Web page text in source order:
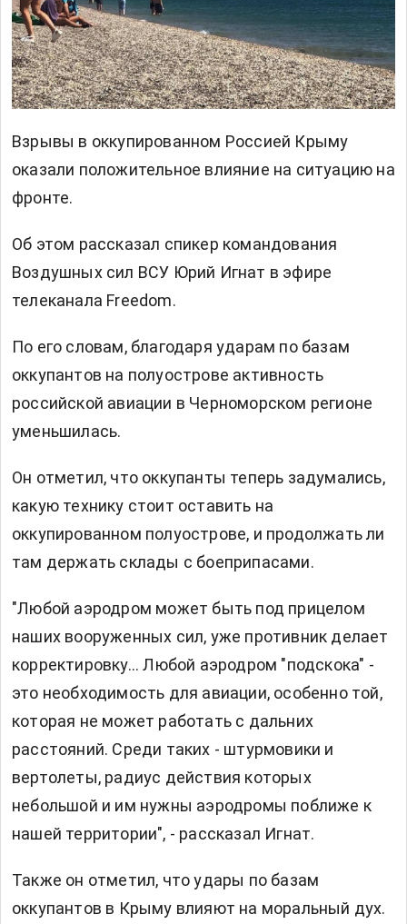
Взрывы в оккупированном Россией Крыму
оказали положительное влияние на ситуацию на
фронте.
Об этом рассказал спикер командования
Воздушных сил ВСУ Юрий Игнат в эфире
телеканала Freedom.
По его словам, благодаря ударам по базам
оккупантов на полуострове активность
российской авиации в Черноморском регионе
уменьшилась.
Он отметил, что оккупанты теперь задумались,
какую технику стоит оставить на
оккупированном полуострове, и продолжать ли
там держать склады с боеприпасами.
"Любой аэродром может быть под прицелом
наших вооруженных сил, уже противник делает
корректировку... Любой аэродром "подскока" -
это необходимость для авиации, особенно той,
которая не может работать с дальних
расстояний. Среди таких - штурмовики и
вертолеты, радиус действия которых
небольшой и им нужны аэродромы поближе к
нашей территории", - рассказал Игнат.
Также он отметил, что удары по базам
оккупантов в Крыму влияют на моральный дух.